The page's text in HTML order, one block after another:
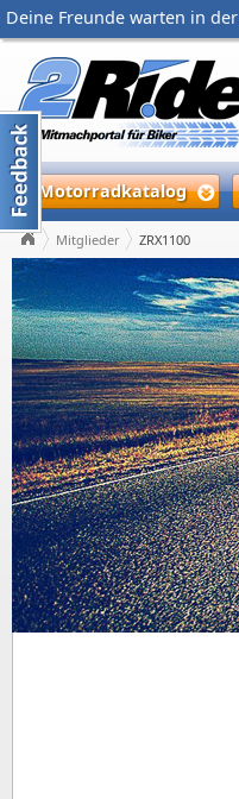
Deine Freunde warten in der
Motorradkatalog
Mitglieder ZRX1100